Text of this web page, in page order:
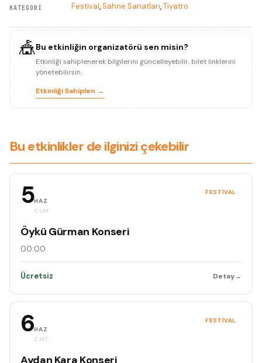
KATEGORI Festival,Sahne Sanatları,Tiyatro
🎪Bu etkinliğin organizatörü sen misin?
Etkinliği sahiplenerek bilgilerini güncelleyebilir, bilet linklerini
yönetebilirsin.
Etkinliği Sahiplen →
Bu etkinlikler de ilginizi çekebilir
5HAZ
CUM
FESTIVAL
Öykü Gürman Konseri
00:00·
Ücretsiz Detay→
6HAZ
CMT
FESTIVAL
Aydan Kara Konseri